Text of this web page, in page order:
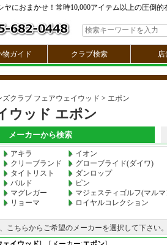
におまかせ！常時10,000アイテム以上の圧倒的
物ガイド クラブ検索 店
ズクラブ フェアウェイウッド > エポン
ウッド エポン
メーカーから検索
アキラ イオン
クリーブランド グローブライド(ダイワ)
タイトリスト ダンロップ
バルド ピン
マグレガー マジェスティゴルフ(マルマ
リョーマ ロイヤルコレクション
こちらからご希望のメーカーを選択して下さい。